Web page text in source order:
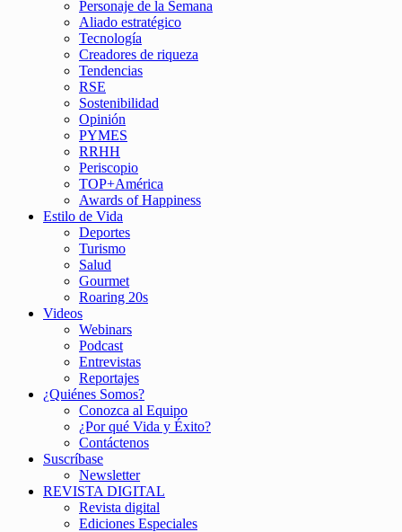
Personaje de la Semana
Aliado estratégico
Tecnología
Creadores de riqueza
Tendencias
RSE
Sostenibilidad
Opinión
PYMES
RRHH
Periscopio
TOP+América
Awards of Happiness
Estilo de Vida
Deportes
Turismo
Salud
Gourmet
Roaring 20s
Videos
Webinars
Podcast
Entrevistas
Reportajes
¿Quiénes Somos?
Conozca al Equipo
¿Por qué Vida y Éxito?
Contáctenos
Suscríbase
Newsletter
REVISTA DIGITAL
Revista digital
Ediciones Especiales